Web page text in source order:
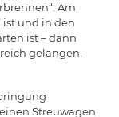
Am
ist und in den
ist – dann
gelangen.
Streuwagen,